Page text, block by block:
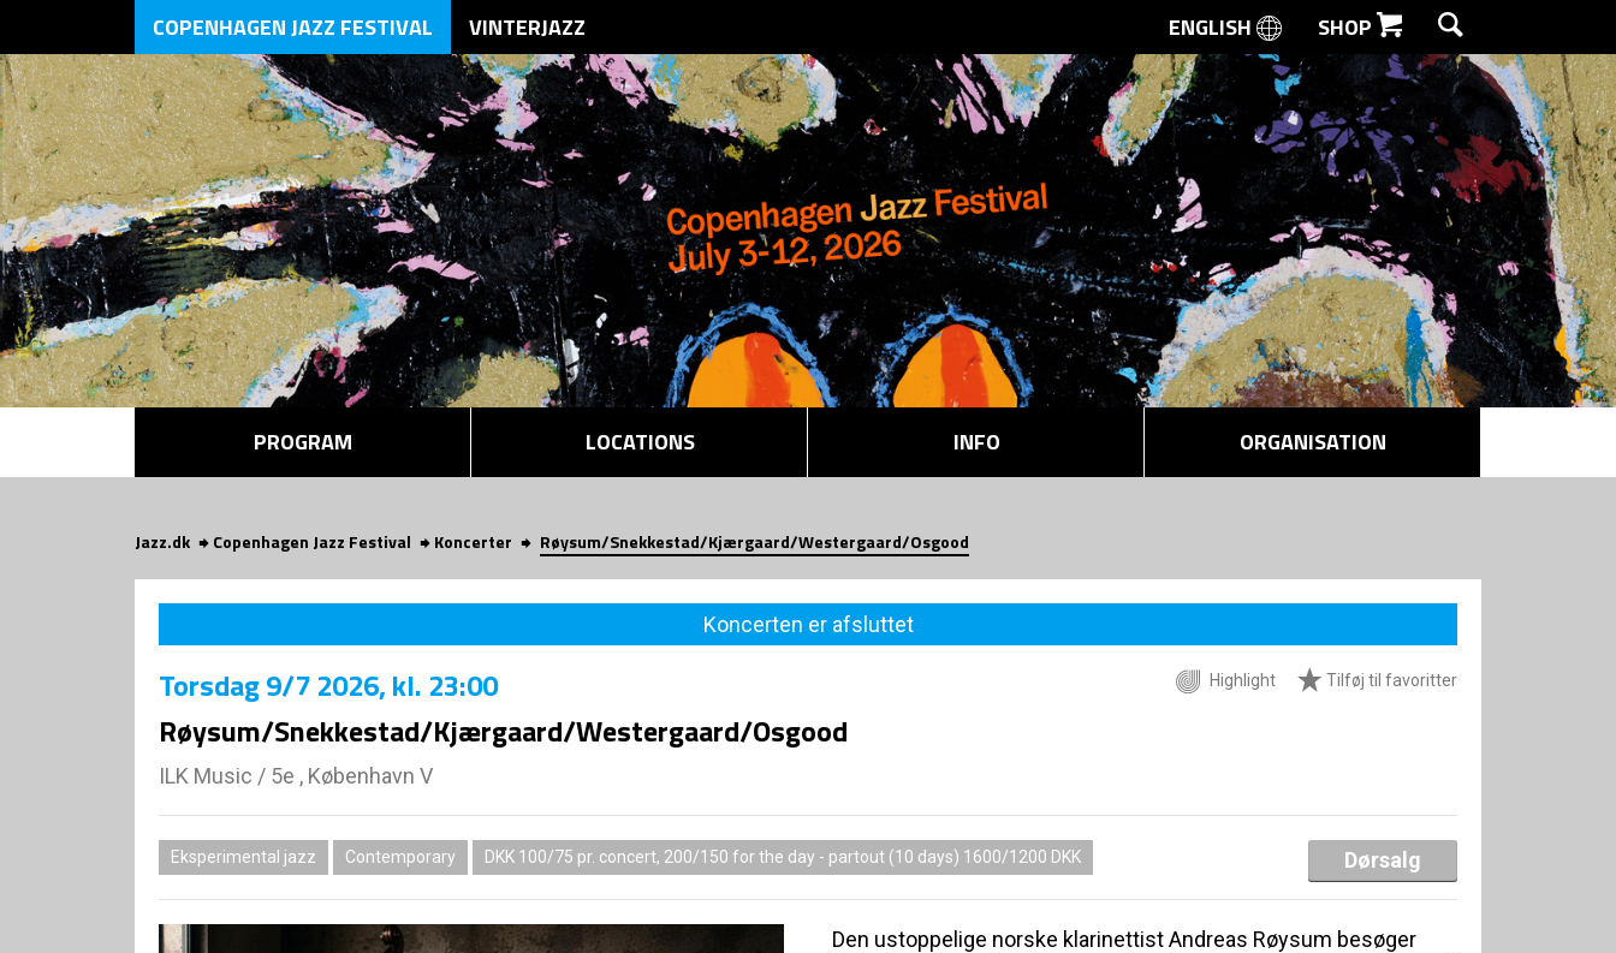
SØG
COPENHAGEN JAZZ FESTIVAL VINTERJAZZ ENGLISH SHOP
PROGRAM LOCATIONS INFO ORGANISATION
Jazz.dk Copenhagen Jazz Festival Koncerter Røysum/Snekkestad/Kjærgaard/Westergaard/Osgood
Koncerten er afsluttet
Highlight Tilføj til favoritter
Torsdag9/7 2026, kl. 23:00
Røysum/Snekkestad/Kjærgaard/Westergaard/Osgood
ILK Music / 5e , København V
Eksperimental jazz Contemporary DKK 100/75 pr. concert, 200/150 for the day - partout (10 days) 1600/1200 DKK Dørsalg
Den ustoppelige norske klarinettist Andreas Røysum besøger